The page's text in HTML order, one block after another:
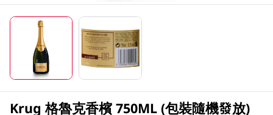
Krug 格魯克香檳 750ML (包裝隨機發放)